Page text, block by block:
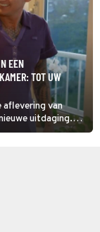
EEN
TOT UW
aflevering van
uitdaging.
mouwen in een